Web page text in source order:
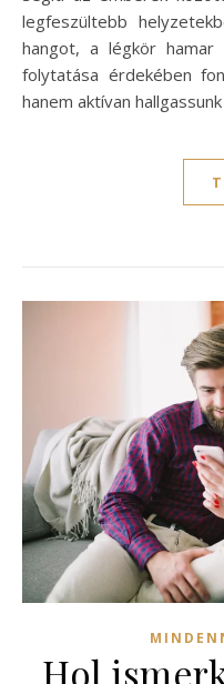
legfeszültebb
hangot, a légkör hamar
folytatása érdekében
hanem aktívan
Hol